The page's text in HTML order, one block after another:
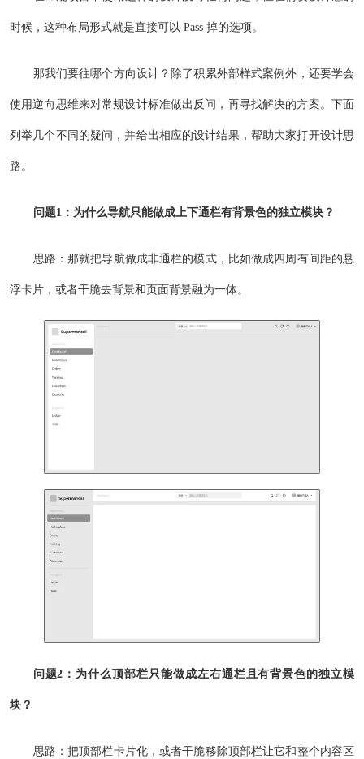
时候，这种布局形式就是直接可以 Pass 掉的选项。
那我们要往哪个方向设计？除了积累外部样式案例外，还要学会
使用逆向思维来对常规设计标准做出反问，再寻找解决的方案。下面
列举几个不同的疑问，并给出相应的设计结果，帮助大家打开设计思
路。
问题1：为什么导航只能做成上下通栏有背景色的独立模块？
思路：那就把导航做成非通栏的模式，比如做成四周有间距的悬
浮卡片，或者干脆去背景和页面背景融为一体。
问题2：为什么顶部栏只能做成左右通栏且有背景色的独立模
块？
思路：把顶部栏卡片化，或者干脆移除顶部栏让它和整个内容区